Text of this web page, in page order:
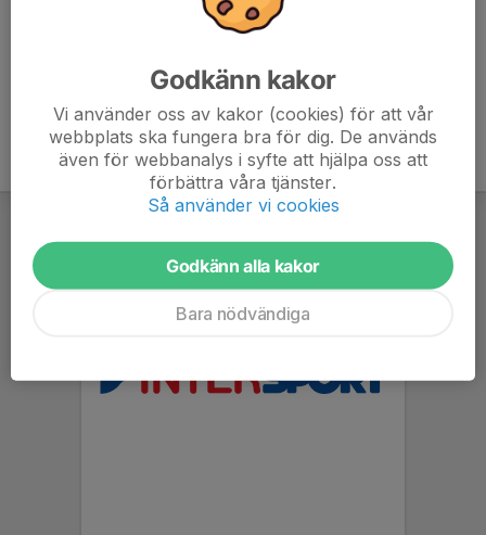
Godkänn kakor
Vi använder oss av kakor (cookies) för att vår
webbplats ska fungera bra för dig. De används
även för webbanalys i syfte att hjälpa oss att
förbättra våra tjänster.
Så använder vi cookies
Godkänn alla kakor
Bara nödvändiga